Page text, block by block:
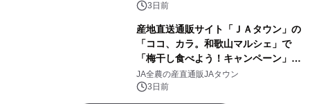
3日前
産地直送通販サイト「ＪＡタウン」の
「ココ、カラ。和歌山マルシェ」で
「梅干し食べよう！キャンペーン」を
開催！
JA全農の産直通販JAタウン
3日前